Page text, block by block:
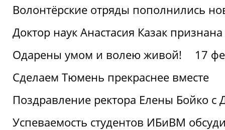
Волонтёрские отряды пополнились
Доктор наук Анастасия Казак
Одарены умом и волею живой!
17
Сделаем Тюмень прекраснее вместе
Поздравление ректора Елены Бойко с
Успеваемость студентов ИБиВМ